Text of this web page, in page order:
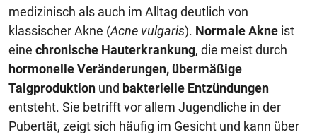
medizinisch als auch im Alltag deutlich von
klassischer Akne (Acne vulgaris). Normale Akne ist
eine chronische Hauterkrankung, die meist durch
hormonelle Veränderungen, übermäßige
Talgproduktion und bakterielle Entzündungen
entsteht. Sie betrifft vor allem Jugendliche in der
Pubertät, zeigt sich häufig im Gesicht und kann über